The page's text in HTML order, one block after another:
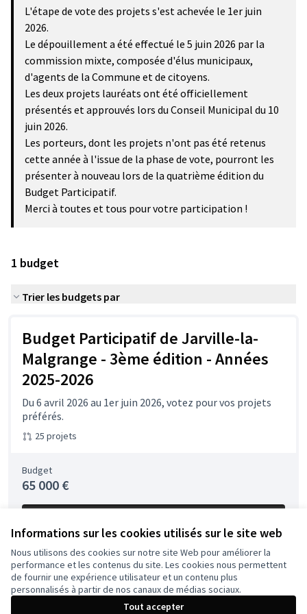
Informations sur les cookies utilisés sur le site web
Nous utilisons des cookies sur notre site Web pour améliorer la
performance et les contenus du site. Les cookies nous permettent
de fournir une expérience utilisateur et un contenu plus
personnalisés à partir de nos canaux de médias sociaux.
Tout accepter
L'étape de vote des projets s'est achevée le 1er juin
2026.
Le dépouillement a été effectué le 5 juin 2026 par la
commission mixte, composée d'élus municipaux,
d'agents de la Commune et de citoyens.
Les deux projets lauréats ont été officiellement
présentés et approuvés lors du Conseil Municipal du 10
juin 2026.
Les porteurs, dont les projets n'ont pas été retenus
cette année à l'issue de la phase de vote, pourront les
présenter à nouveau lors de la quatrième édition du
Budget Participatif.
Merci à toutes et tous pour votre participation !
1 budget
Trier les budgets par
Budget Participatif de Jarville-la-
Malgrange - 3ème édition - Années
2025-2026
Du 6 avril 2026 au 1er juin 2026, votez pour vos projets
préférés.
25 projets
Budget
65 000 €
Conditions d'utilisation
Paramètres des cookies